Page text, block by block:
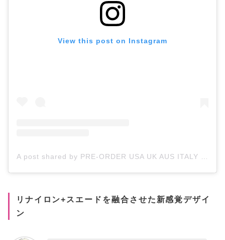
View this post on Instagram
A post shared by PRE-ORDER USA UK AUS ITALY FR DE KR JP HK🇺🇸🇬🇧🇦🇺🇮🇹🇫🇷🇩🇪🇰🇷🇯🇵🇭🇰✈️ (@preorderusabyneen)
リナイロン+スエードを融合させた新感覚デザイ
ン